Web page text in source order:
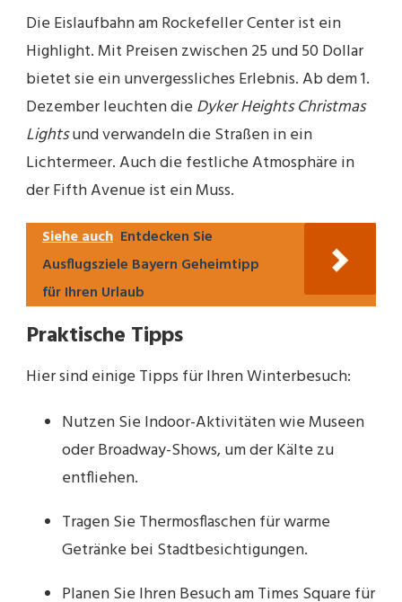
Die Eislaufbahn am Rockefeller Center ist ein
Highlight. Mit Preisen zwischen 25 und 50 Dollar
bietet sie ein unvergessliches Erlebnis. Ab dem 1.
Dezember leuchten die Dyker Heights Christmas
Lightsund verwandeln die Straßen in ein
Lichtermeer. Auch die festliche Atmosphäre in
der Fifth Avenue ist ein Muss.
Siehe auch Entdecken Sie
Ausflugsziele Bayern Geheimtipp
für Ihren Urlaub
Praktische Tipps
Hier sind einige Tipps für Ihren Winterbesuch:
Nutzen Sie Indoor-Aktivitäten wie Museen
oder Broadway-Shows, um der Kälte zu
entfliehen.
Tragen Sie Thermosflaschen für warme
Getränke bei Stadtbesichtigungen.
Planen Sie Ihren Besuch am Times Square für